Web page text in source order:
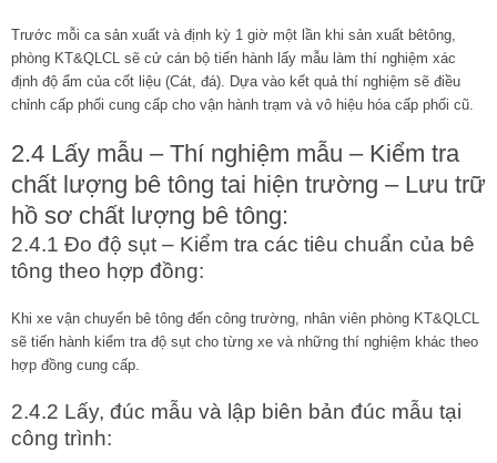
Trước mỗi ca sản xuất và định kỳ 1 giờ một lần khi sản xuất bêtông,
phòng KT&QLCL sẽ cử cán bộ tiến hành lấy mẫu làm thí nghiệm xác
định độ ẩm của cốt liệu (Cát, đá). Dựa vào kết quả thí nghiệm sẽ điều
chỉnh cấp phối cung cấp cho vận hành trạm và vô hiệu hóa cấp phối cũ.
2.4 Lấy mẫu – Thí nghiệm mẫu – Kiểm tra
chất lượng bê tông tai hiện trường – Lưu trữ
hồ sơ chất lượng bê tông:
2.4.1 Đo độ sụt – Kiểm tra các tiêu chuẩn của bê
tông theo hợp đồng:
Khi xe vận chuyển bê tông đến công trường, nhân viên phòng KT&QLCL
sẽ tiến hành kiểm tra độ sụt cho từng xe và những thí nghiệm khác theo
hợp đồng cung cấp.
2.4.2 Lấy, đúc mẫu và lập biên bản đúc mẫu tại
công trình: